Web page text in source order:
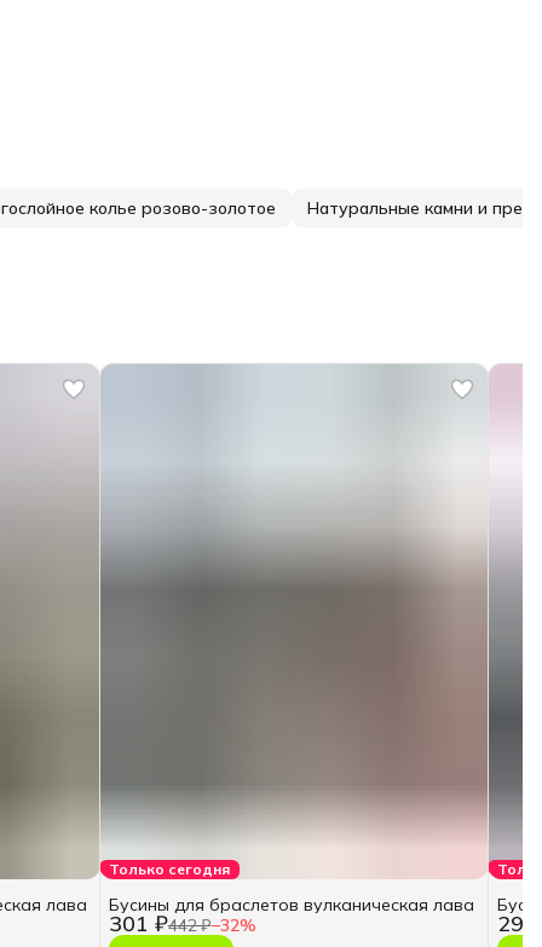
колье розово-золотое Натуральные камни и
лава
Только сегодня
301 ₽442 ₽−32%
Бусины для браслетов вулканическая лава
299